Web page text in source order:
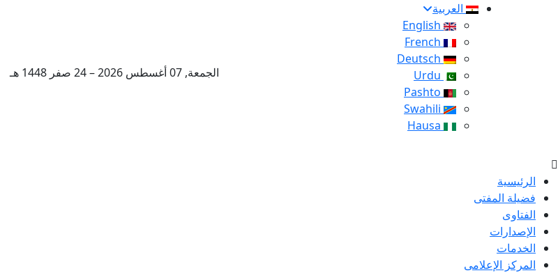
العربية
الجمعة, 07 أغسطس 2026 – 24 صفر 1448 هـ
الرئيسية
فضيلة المفتى
الفتاوى
الإصدارات
الخدمات
المركز الإعلامى